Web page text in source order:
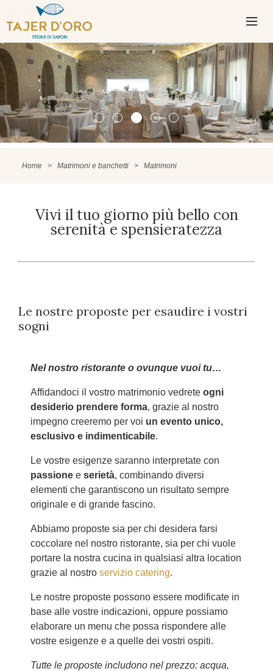
MENU
AL
CONTENUTO
Home > Matrimoni e banchetti > Matrimoni
Vivi il tuo giorno più bello con
serenità e spensieratezza
Le nostre proposte per esaudire i vostri
sogni
Nel nostro ristorante o ovunque vuoi tu…
Affidandoci il vostro matrimonio vedrete ogni
desiderio prendere forma, grazie al nostro
impegno creeremo per voi un evento unico,
esclusivo e indimenticabile.
Le vostre esigenze saranno interpretate con
passione e serietà, combinando diversi
elementi che garantiscono un risultato sempre
originale e di grande fascino.
Abbiamo proposte sia per chi desidera farsi
coccolare nel nostro ristorante, sia per chi vuole
portare la nostra cucina in qualsiasi altra location
grazie al nostro servizio catering.
Le nostre proposte possono essere modificate in
base alle vostre indicazioni, oppure possiamo
elaborare un menu che possa rispondere alle
vostre esigenze e a quelle dei vostri ospiti.
Tutte le proposte includono nel prezzo: acqua,